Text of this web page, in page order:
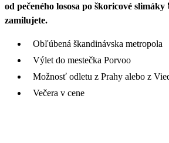
od pečeného lososa po škoricové
zamilujete.
Obľúbená škandinávska metropola
Výlet do mestečka Porvoo
Možnosť odletu z Prahy alebo z
Večera v cene